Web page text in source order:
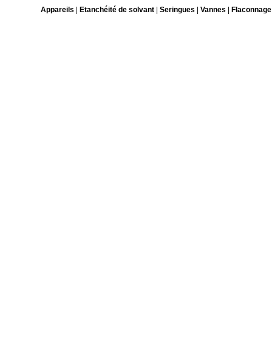
Appareils
Etanchéité de solvant Seringues Vannes Flaconnage